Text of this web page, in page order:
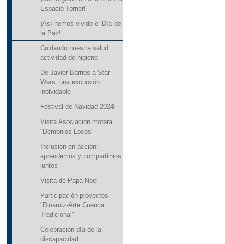
Espacio Torner!
¡Así hemos vivido el Día de
la Paz!
Cuidando nuestra salud:
actividad de higiene
De Javier Barrios a Star
Wars: una excursión
inolvidable
Festival de Navidad 2024
Visita Asociación motera
"Demonios Locos"
Inclusión en acción:
aprendemos y compartimos
juntos
Visita de Papá Noel
Participación proyectos
"Dinamiz-Arte Cuenca
Tradicional"
Celebración día de la
discapacidad